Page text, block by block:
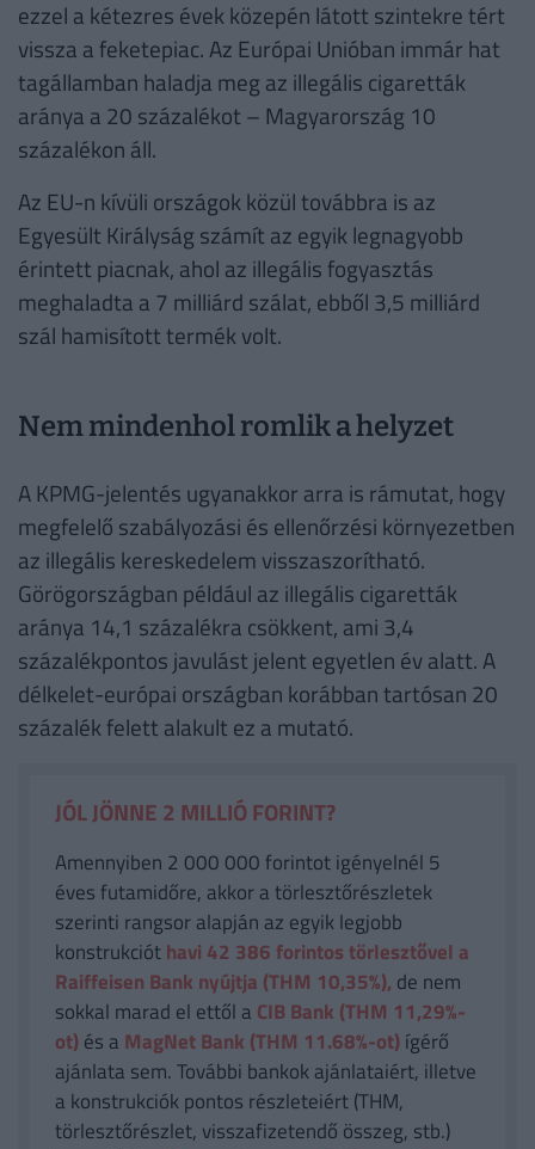
ezzel a kétezres évek közepén látott szintekre tért
vissza a feketepiac. Az Európai Unióban immár hat
tagállamban haladja meg az illegális cigaretták
aránya a 20 százalékot – Magyarország 10
százalékon áll.
Az EU-n kívüli országok közül továbbra is az
Egyesült Királyság számít az egyik legnagyobb
érintett piacnak, ahol az illegális fogyasztás
meghaladta a 7 milliárd szálat, ebből 3,5 milliárd
szál hamisított termék volt.
Nem mindenhol romlik a helyzet
A KPMG-jelentés ugyanakkor arra is rámutat, hogy
megfelelő szabályozási és ellenőrzési környezetben
az illegális kereskedelem visszaszorítható.
Görögországban például az illegális cigaretták
aránya 14,1 százalékra csökkent, ami 3,4
százalékpontos javulást jelent egyetlen év alatt. A
délkelet-európai országban korábban tartósan 20
százalék felett alakult ez a mutató.
JÓL JÖNNE 2 MILLIÓ FORINT?
Amennyiben 2 000 000 forintot igényelnél 5
éves futamidőre, akkor a törlesztőrészletek
szerinti rangsor alapján az egyik legjobb
konstrukcióthavi 42 386 forintos törlesztővel a
Raiffeisen Bank nyújtja (THM 10,35%), de nem
sokkal marad el ettől a CIB Bank (THM 11,29%-
ot)és a MagNet Bank (THM 11.68%-ot)ígérő
ajánlata sem. További bankok ajánlataiért, illetve
a konstrukciók pontos részleteiért (THM,
törlesztőrészlet, visszafizetendő összeg, stb.)